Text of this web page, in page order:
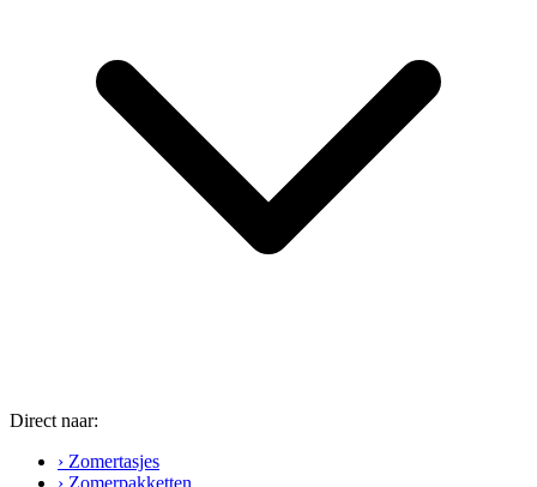
Direct naar:
› Zomertasjes